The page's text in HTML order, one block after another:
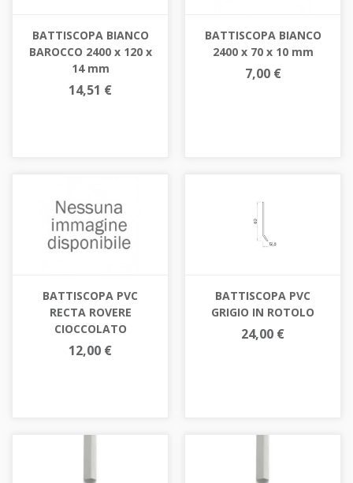
BATTISCOPA BIANCO
BAROCCO 2400 x 120 x
14 mm
14,51 €
BATTISCOPA BIANCO
2400 x 70 x 10 mm
7,00 €
BATTISCOPA PVC
RECTA ROVERE
CIOCCOLATO
12,00 €
BATTISCOPA PVC
GRIGIO IN ROTOLO
24,00 €